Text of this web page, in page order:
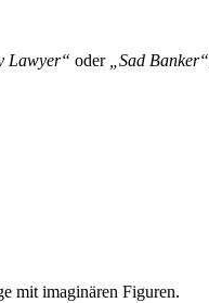
Lawyer“ oder „Sad Banker“
mit imaginären Figuren.